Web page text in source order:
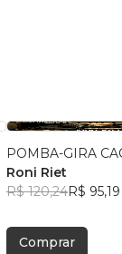
POMBA-GIRA
Roni Riet
R$ 120,24R$ 95,19
Comprar